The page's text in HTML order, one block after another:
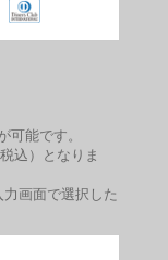
可能です。
込）となりま
画面で選択した